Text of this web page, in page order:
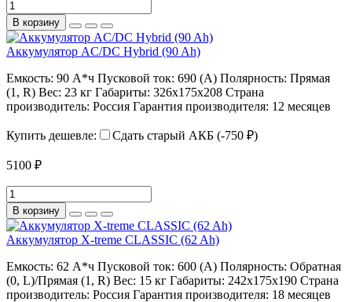
В корзину
Аккумулятор AC/DC Hybrid (90 Ah)
Емкость: 90 А*ч Пусковой ток: 690 (А) Полярность: Прямая
(1, R) Вес: 23 кг Габариты: 326х175х208 Страна
производитель: Россия Гарантия производителя: 12 месяцев
Купить дешевле: Сдать старый АКБ (-750 ₽)
5100 ₽
В корзину
Аккумулятор X-treme CLASSIC (62 Ah)
Емкость: 62 А*ч Пусковой ток: 600 (А) Полярность: Обратная
(0, L)/Прямая (1, R) Вес: 15 кг Габариты: 242х175х190 Страна
производитель: Россия Гарантия производителя: 18 месяцев